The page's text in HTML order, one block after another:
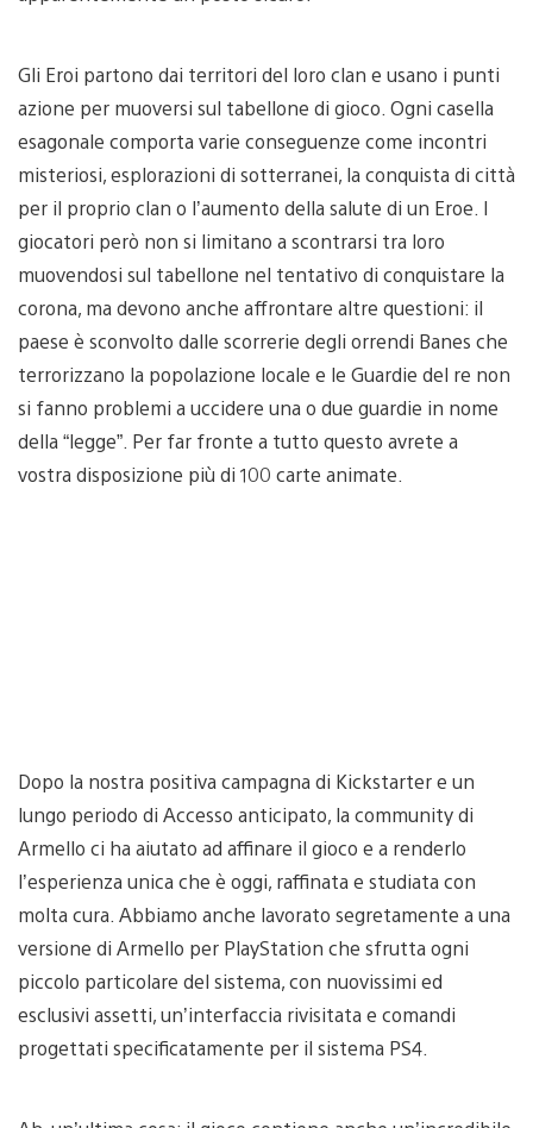
Gli Eroi partono dai territori del loro clan e usano i punti
azione per muoversi sul tabellone di gioco. Ogni casella
esagonale comporta varie conseguenze come incontri
misteriosi, esplorazioni di sotterranei, la conquista di città
per il proprio clan o l’aumento della salute di un Eroe. I
giocatori però non si limitano a scontrarsi tra loro
muovendosi sul tabellone nel tentativo di conquistare la
corona, ma devono anche affrontare altre questioni: il
paese è sconvolto dalle scorrerie degli orrendi Banes che
terrorizzano la popolazione locale e le Guardie del re non
si fanno problemi a uccidere una o due guardie in nome
della “legge”. Per far fronte a tutto questo avrete a
vostra disposizione più di 100 carte animate.
Dopo la nostra positiva campagna di Kickstarter e un
lungo periodo di Accesso anticipato, la community di
Armello ci ha aiutato ad affinare il gioco e a renderlo
l’esperienza unica che è oggi, raffinata e studiata con
molta cura. Abbiamo anche lavorato segretamente a una
versione di Armello per PlayStation che sfrutta ogni
piccolo particolare del sistema, con nuovissimi ed
esclusivi assetti, un’interfaccia rivisitata e comandi
progettati specificatamente per il sistema PS4.